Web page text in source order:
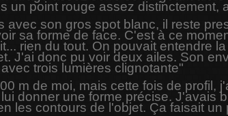
un point rouge assez distinctement,
avec son gros spot blanc, il reste
sa forme de face. C'est à ce
rien du tout. On pouvait entendre
J'ai donc pu voir deux ailes. Son
trois lumières clignotante"
m de moi, mais cette fois de profil,
donner une forme précise. J'avais
les contours de l'objet. Ça faisait